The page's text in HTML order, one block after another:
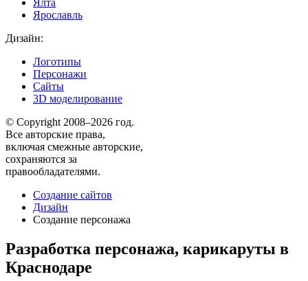
Ялта
Ярославль
Дизайн:
Логотипы
Персонажи
Сайты
3D моделирование
© Copyright 2008–2026 год.
Все авторские права,
включая смежные авторские,
сохраняются за
правообладателями.
Создание сайтов
Дизайн
Создание персонажа
Разработка персонажа, карикаруты в
Краснодаре